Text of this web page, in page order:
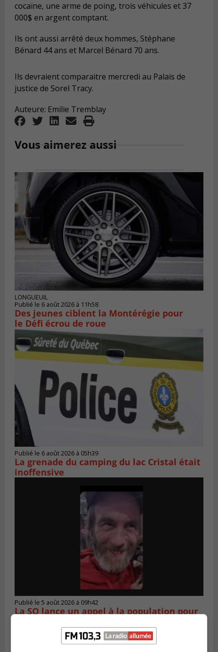
cocaïne, une arme de poing, trois véhicules et 37
000$ en argent comptant.
Ils ont aussi arrêté deux hommes, Stéphane
Bénard 44 ans et Marcel Bénard 70 ans.
Ils devraient comparaitre mercredi au Palais de
justice de Sorel Tracy.
Auteure: Emilie Tremblay
Vous aimerez aussi
LONGUEUIL
Publié le 6 août 2026 à 11h58
Des jeunes ciblent la Montérégie pour
le Défi écrou de roue
Publié le 6 août 2026 à 05h39
La grenade du camping du lac Cristal était
inoffensive
Publié le 5 août 2026 à 09h42
La SQ lance un appel à la population pour